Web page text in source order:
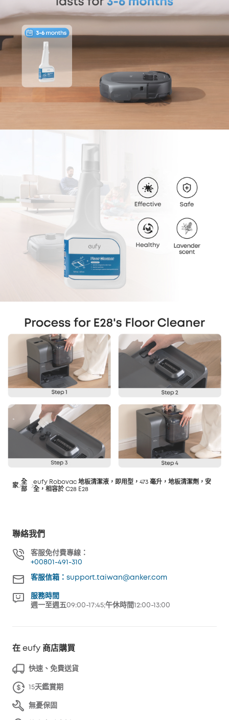
家
全
部
eufy Robovac 地板清潔液，即用型，473 毫升，地板清潔劑，安
全，相容於 C28 E28
聯絡我們
客服免付費專線：
+00801-491-310
客服信箱：support.taiwan@anker.com
服務時間
週一至週五09:00-17:45;午休時間12:00-13:00
在 eufy 商店購買
快速、免費送貨
15天鑑賞期
無憂保固